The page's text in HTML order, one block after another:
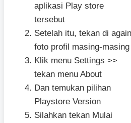
aplikasi Play store
tersebut
Setelah itu, tekan di again
foto profil masing-masing
Klik menu Settings >>
tekan menu About
Dan temukan pilihan
Playstore Version
Silahkan tekan Mulai